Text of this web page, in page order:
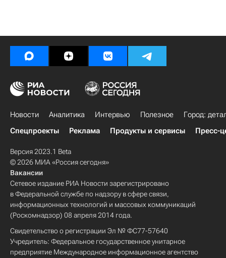
Новости Аналитика Интервью Полезное
Город:
Спецпроекты
Реклама Продукты и сервисы Пресс-
Версия 2023.1 Beta
© 2026 МИА «Россия сегодня»
Вакансии
Сетевое издание РИА Новости зарегистрировано
в Федеральной службе по надзору в сфере связи,
информационных технологий и массовых коммуникаций
(Роскомнадзор) 08 апреля 2014 года.
Свидетельство о регистрации Эл № ФС77-57640
Учредитель: Федеральное государственное унитарное
предприятие Международное информационное агентство